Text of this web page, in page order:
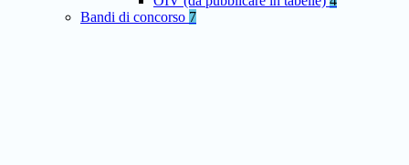
Bandi di concorso 7